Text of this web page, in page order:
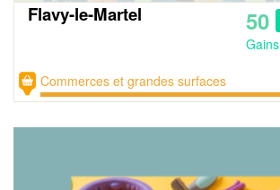
Flavy-le-Martel 50
Commerces et grandes surfaces